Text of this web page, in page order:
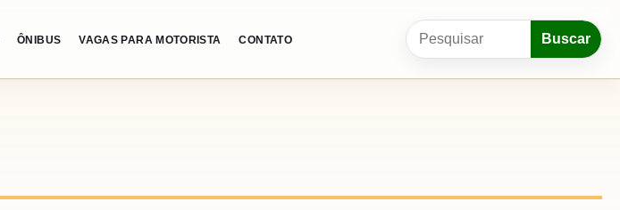
ÔNIBUS VAGAS PARA MOTORISTA CONTATO
Pesquisar por:
Buscar